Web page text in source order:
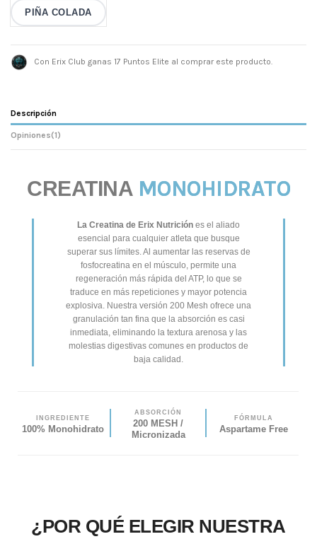
PIÑA COLADA
Con Erix Club ganas 17 Puntos Elite al comprar este producto.
Descripción
Opiniones(1)
CREATINA MONOHIDRATO
La Creatina de Erix Nutrición es el aliado
esencial para cualquier atleta que busque
superar sus límites. Al aumentar las reservas de
fosfocreatina en el músculo, permite una
regeneración más rápida del ATP, lo que se
traduce en más repeticiones y mayor potencia
explosiva. Nuestra versión 200 Mesh ofrece una
granulación tan fina que la absorción es casi
inmediata, eliminando la textura arenosa y las
molestias digestivas comunes en productos de
baja calidad.
INGREDIENTE
100% Monohidrato
ABSORCIÓN
200 MESH /
Micronizada
FÓRMULA
Aspartame Free
¿POR QUÉ ELEGIR NUESTRA